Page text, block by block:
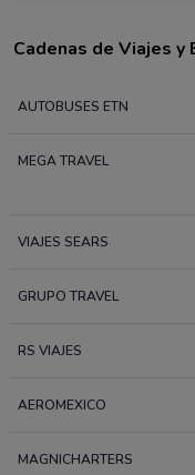
Cadenas de Viajes
AUTOBUSES ETN
MEGA TRAVEL
VIAJES SEARS
GRUPO TRAVEL
RS VIAJES
AEROMEXICO
MAGNICHARTERS